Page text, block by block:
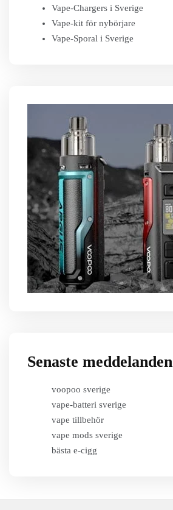
Vape-Chargers i Sverige
Vape-kit för nybörjare
Vape-Sporal i Sverige
Senaste meddelanden
voopoo sverige
vape-batteri sverige
vape tillbehör
vape mods sverige
bästa e-cigg